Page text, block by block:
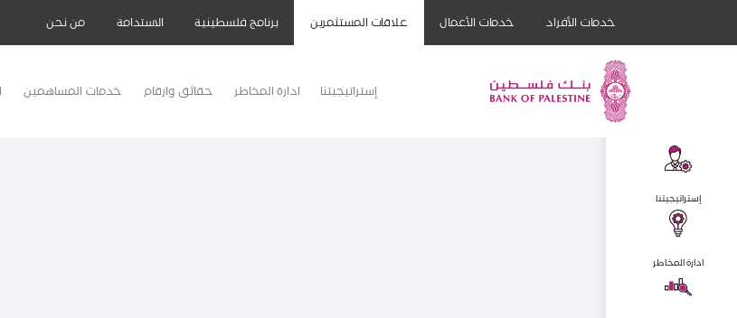
خدمات الأفراد خدمات الأعمال علاقات المستثمرين برنامج فلسطينية الاستدامة من نحن
إستراتيجيتنا ادارة المخاطر حقائق وارقام خدمات المساهمين
إستراتيجيتنا
ادارة المخاطر